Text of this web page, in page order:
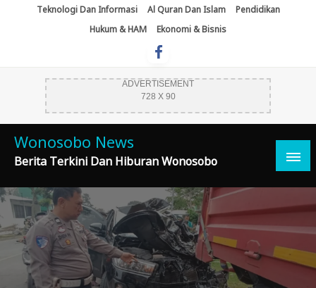
Teknologi Dan Informasi Al Quran Dan Islam
Pendidikan
Hukum & HAM
Ekonomi & Bisnis
ADVERTISEMENT
728 X 90
Wonosobo News
Berita Terkini Dan Hiburan Wonosobo